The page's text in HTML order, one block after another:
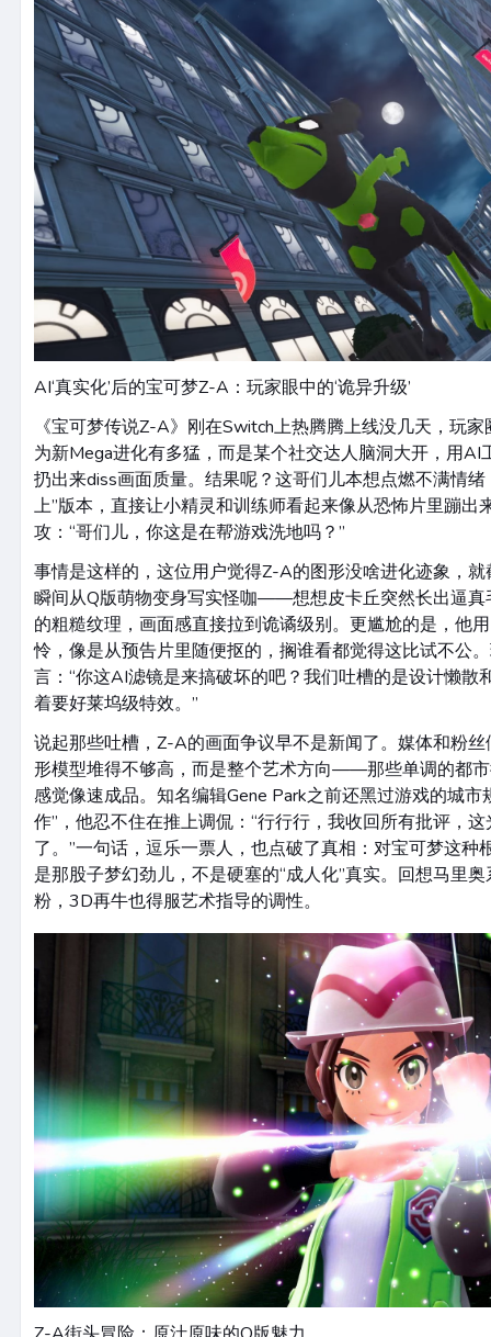
AI‘真实化’后的宝可梦Z-A：玩家眼中的‘诡异升级’
《宝可梦传说Z-A》刚在Switch上热腾腾上线没几天，玩
为新Mega进化有多猛，而是某个社交达人脑洞大开，用AI
扔出来diss画面质量。结果呢？这哥们儿本想点燃不满情
上”版本，直接让小精灵和训练师看起来像从恐怖片里蹦出
攻：“哥们儿，你这是在帮游戏洗地吗？”
事情是这样的，这位用户觉得Z-A的图形没啥进化迹象，
瞬间从Q版萌物变身写实怪咖——想想皮卡丘突然长出逼真
的粗糙纹理，画面感直接拉到诡谲级别。更尴尬的是，他
怜，像是从预告片里随便抠的，搁谁看都觉得这比试不公
言：“你这AI滤镜是来搞破坏的吧？我们吐槽的是设计懒散
着要好莱坞级特效。”
说起那些吐槽，Z-A的画面争议早不是新闻了。媒体和粉
形模型堆得不够高，而是整个艺术方向——那些单调的都
感觉像速成品。知名编辑Gene Park之前还黑过游戏的城
作”，他忍不住在推上调侃：“行行行，我收回所有批评，
了。”一句话，逗乐一票人，也点破了真相：对宝可梦这种
是那股子梦幻劲儿，不是硬塞的“成人化”真实。回想马里
粉，3D再牛也得服艺术指导的调性。